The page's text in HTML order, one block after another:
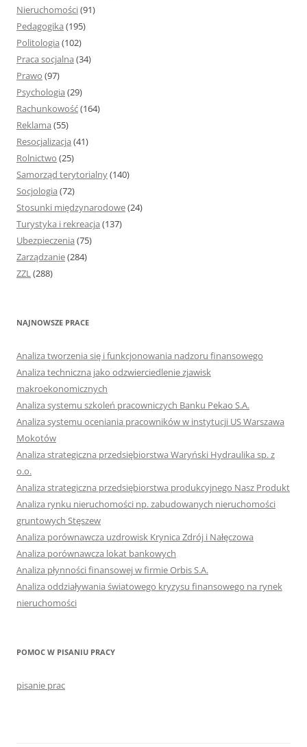
Nieruchomości(91)
Pedagogika (195)
Politologia (102)
Praca socjalna (34)
Prawo (97)
Psychologia (29)
Rachunkowość(164)
Reklama (55)
Resocjalizacja (41)
Rolnictwo (25)
Samorząd terytorialny(140)
Socjologia (72)
Stosunki międzynarodowe(24)
Turystyka i rekreacja (137)
Ubezpieczenia (75)
Zarządzanie(284)
ZZL(288)
NAJNOWSZE PRACE
Analiza tworzenia się i funkcjonowania nadzoru finansowego
Analiza techniczna jako odzwierciedlenie zjawisk
makroekonomicznych
Analiza systemu szkoleń pracowniczych Banku Pekao S.A.
Analiza systemu oceniania pracowników w instytucji US Warszawa
Mokotów
Analiza strategiczna przedsiębiorstwa Waryński Hydraulika sp. z
o.o.
Analiza strategiczna przedsiębiorstwa produkcyjnego Nasz Produkt
Analiza rynku nieruchomości np. zabudowanych nieruchomości
gruntowych Stęszew
Analiza porównawcza uzdrowisk Krynica Zdrój i Nałęczowa
Analiza porównawcza lokat bankowych
Analiza płynności finansowej w firmie Orbis S.A.
Analiza oddziaływania światowego kryzysu finansowego na rynek
nieruchomości
POMOC W PISANIU PRACY
pisanie prac